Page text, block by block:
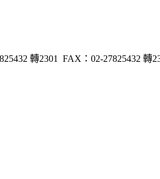
轉2301 FAX：02-27825432 轉